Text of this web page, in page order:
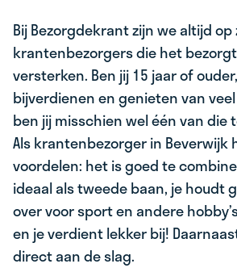
Bij Bezorgdekrant zijn we altijd
krantenbezorgers die het
versterken. Ben jij 15 jaar of
bijverdienen en genieten van
ben jij misschien wel één van die
Als krantenbezorger in Beverwijk
voordelen: het is goed te
ideaal als tweede baan, je houdt
over voor sport en andere
en je verdient lekker bij!
direct aan de slag.